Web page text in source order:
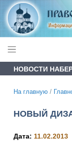
НОВОСТИ
На главную /
НОВЫЙ
Дата: 11.02.2013